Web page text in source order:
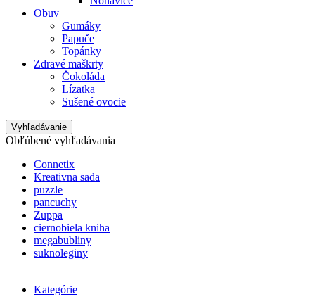
Obuv
Gumáky
Papuče
Topánky
Zdravé maškrty
Čokoláda
Lízatka
Sušené ovocie
Vyhľadávanie
Obľúbené vyhľadávania
Connetix
Kreativna sada
puzzle
pancuchy
Zuppa
ciernobiela kniha
megabubliny
suknoleginy
Kategórie